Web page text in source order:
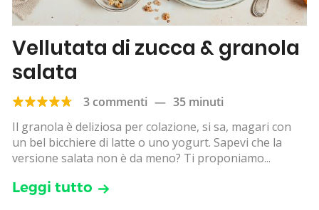
Vellutata di zucca & granola
salata
3 commenti — 35 minuti
Il granola è deliziosa per colazione, si sa, magari con
un bel bicchiere di latte o uno yogurt. Sapevi che la
versione salata non è da meno? Ti proponiamo...
Leggi tutto